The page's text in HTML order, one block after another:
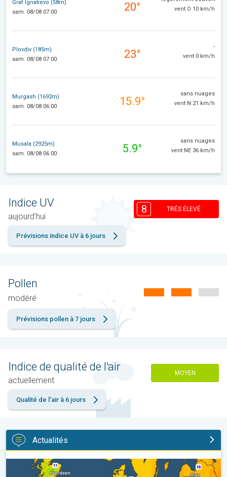
Graf Ignatievo (58m)
sam. 08/08 07:00
20°
vent O 10 km/h
Plovdiv (185m)
sam. 08/08 07:00
23°
-
vent 0 km/h
Murgash (1692m)
sam. 08/08 06:00
15.9°
sans nuages
vent N 21 km/h
Musala (2925m)
sam. 08/08 06:00
5.9°
sans nuages
vent NE 36 km/h
Indice UV
aujourd'hui
8 TRÉS ÉLEVÉ
Prévisions indice UV à 6 jours
Pollen
modéré
Prévisions pollen à 7 jours
Indice de qualité de l'air
actuellement
MOYEN
Qualité de l'air à 6 jours
Actualités
Des nuits plus fraîches en perspective. Europe occidentale. . .